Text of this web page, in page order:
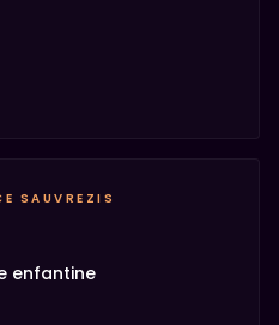
SAUVREZIS
enfantine